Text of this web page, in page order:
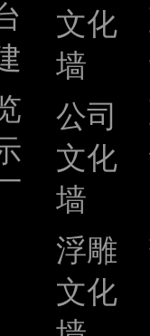
文化
墙
公司
文化
墙
浮雕
文化